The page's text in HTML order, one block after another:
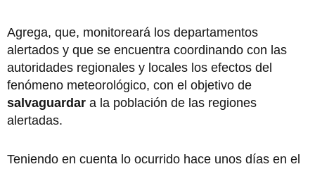
Agrega, que, monitoreará los departamentos
alertados y que se encuentra coordinando con las
autoridades regionales y locales los efectos del
fenómeno meteorológico, con el objetivo de
salvaguardar a la población de las regiones
alertadas.
Teniendo en cuenta lo ocurrido hace unos días en el